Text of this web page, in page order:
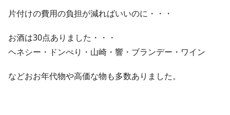
片付けの費用の負担が減ればいいのに・・・
お酒は30点ありました・・・
ヘネシー・ドンぺり・山崎・響・ブランデー・ワイン
などおお年代物や高価な物も多数ありました。